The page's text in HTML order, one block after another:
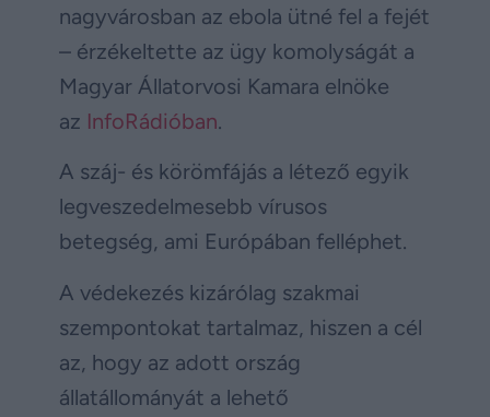
nagyvárosban az ebola ütné fel a fejét
– érzékeltette az ügy komolyságát a
Magyar Állatorvosi Kamara elnöke
az InfoRádióban.
A száj- és körömfájás a létező egyik
legveszedelmesebb vírusos
betegség, ami Európában felléphet.
A védekezés kizárólag szakmai
szempontokat tartalmaz, hiszen a cél
az, hogy az adott ország
állatállományát a lehető